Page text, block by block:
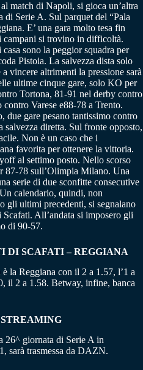
match di Napoli, si gioca un’altra
di Serie A. Sul parquet del “Pala
E’ una gara molto tesa fin
campani si trovino in difficoltà.
sono la peggior squadra per
Pistoia. La salvezza dista solo
vincere altrimenti la pressione sarà
ultime cinque gare, solo KO per
Tortona, 81-91 nel derby contro
Varese e88-78 a Trento.
due gare pesano tantissimo contro
salvezza diretta. Sul fronte opposto,
Non è un caso che i
favorita per ottenere la vittoria.
al settimo posto. Nello scorso
87-78 sull’Olimpia Milano. Una
serie di due sconfitte consecutive
calendario, quindi, non
gli ultimi precedenti, si segnalano
All’andata si imposero gli
di 90-57.
DI SCAFATI – REGGIANA
la Reggiana con il 2 a 1.57, l’1 a
il 2 a 1.58. Betway, infine, banca
26^ giornata di Serie A in
sarà trasmessa da DAZN.